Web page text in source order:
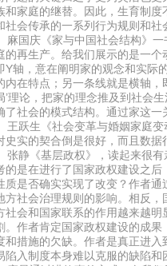
和家庭的继替。因此，生育制
社会传承的一系列行为规则和
麻国庆《家与中国社会结构》一
的再生产。给我们展示的是一
Y轴，意在阐明家的观念和实际
内在特点；另一条线就是横轴
’理论，把家的理念推及到社会
了社会的模式结构。通过家这
王跃生《社会变革与婚姻家庭变
史实的契合倒是很好，而且数据
张静《基层政权》，读起来很有
的是在进行了国家政权建设之
质是否确实实现了改变？作者
方社会治理规则的影响。相反
社会和国家联系的作用越来越
。作者肯定国家政权建设的成
和措施的欠缺。作者是真正进
陷入制度本身难以克服的缺陷和